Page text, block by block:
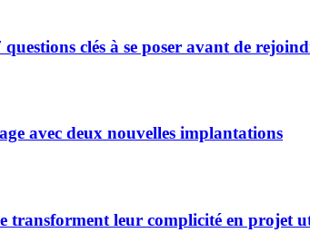
clés à se poser avant de
avec deux nouvelles implantations
transforment leur complicité en projet